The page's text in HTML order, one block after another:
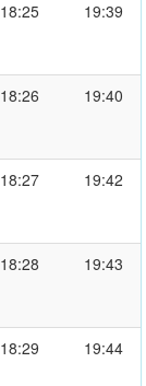
18:25 19:39
18:26 19:40
18:27 19:42
18:28 19:43
18:29 19:44